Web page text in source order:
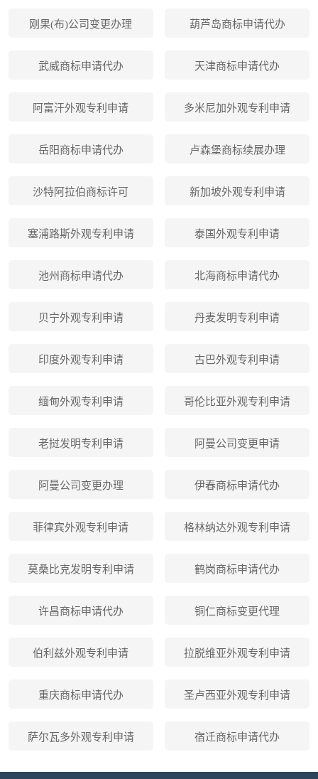
刚果(布)公司变更办理 葫芦岛商标申请代办
武威商标申请代办 天津商标申请代办
阿富汗外观专利申请 多米尼加外观专利申请
岳阳商标申请代办 卢森堡商标续展办理
沙特阿拉伯商标许可 新加坡外观专利申请
塞浦路斯外观专利申请 泰国外观专利申请
池州商标申请代办 北海商标申请代办
贝宁外观专利申请 丹麦发明专利申请
印度外观专利申请 古巴外观专利申请
缅甸外观专利申请 哥伦比亚外观专利申请
老挝发明专利申请 阿曼公司变更申请
阿曼公司变更办理 伊春商标申请代办
菲律宾外观专利申请 格林纳达外观专利申请
莫桑比克发明专利申请 鹤岗商标申请代办
许昌商标申请代办 铜仁商标变更代理
伯利兹外观专利申请 拉脱维亚外观专利申请
重庆商标申请代办 圣卢西亚外观专利申请
萨尔瓦多外观专利申请 宿迁商标申请代办